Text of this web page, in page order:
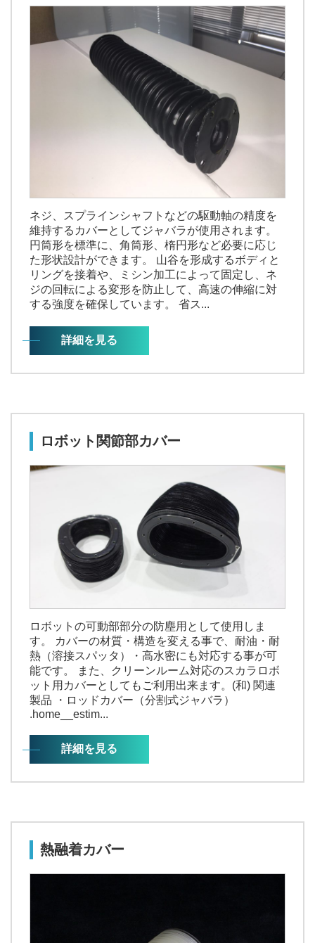
ネジ、スプラインシャフトなどの駆動軸の精度を
維持するカバーとしてジャバラが使用されます。
円筒形を標準に、角筒形、楕円形など必要に応じ
た形状設計ができます。 山谷を形成するボディと
リングを接着や、ミシン加工によって固定し、ネ
ジの回転による変形を防止して、高速の伸縮に対
する強度を確保しています。 省ス...
詳細を見る
ロボット関節部カバー
ロボットの可動部部分の防塵用として使用しま
す。 カバーの材質・構造を変える事で、耐油・耐
熱（溶接スパッタ）・高水密にも対応する事が可
能です。 また、クリーンルーム対応のスカラロボ
ット用カバーとしてもご利用出来ます。(和) 関連
製品 ・ロッドカバー（分割式ジャバラ）
.home__estim...
詳細を見る
熱融着カバー